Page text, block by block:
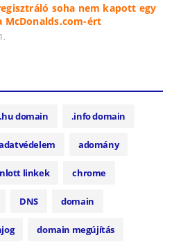
soha nem kapott egy
McDonalds.com-ért
.hu domain .info domain
adomány
linkek chrome
DNS domain
domain megújítás